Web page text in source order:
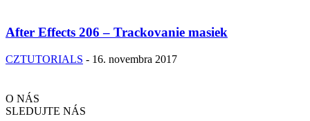
After Effects 206 – Trackovanie masiek
CZTUTORIALS - 16. novembra 2017
O NÁS
SLEDUJTE NÁS